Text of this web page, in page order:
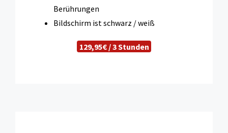
Berührungen
Bildschirm ist schwarz / weiß
129,95€ / 3 Stunden